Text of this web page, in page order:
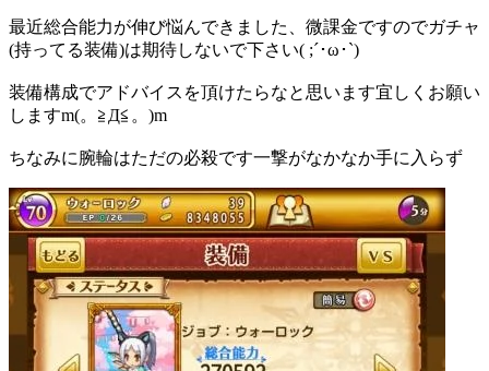
最近総合能力が伸び悩んできました、微課金ですのでガチャ
(持ってる装備)は期待しないで下さい( ;´･ω･`)
装備構成でアドバイスを頂けたらなと思います宜しくお願い
しますm(。≧Д≦。)m
ちなみに腕輪はただの必殺です一撃がなかなか手に入らず